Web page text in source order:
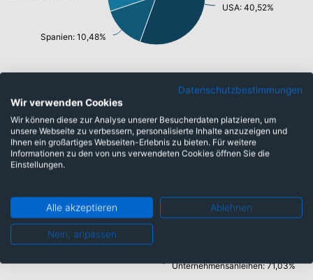
USA: 40,52%
Spanien: 10,48%
Emittenten
Unternehmensanleihen: 71,03%
Bankschuldverschreibung: 1,98%
Datenschutzbestimmungen
Wir verwenden Cookies
Wir können diese zur Analyse unserer Besucherdaten platzieren, um
unsere Webseite zu verbessern, personalisierte Inhalte anzuzeigen und
Ihnen ein großartiges Webseiten-Erlebnis zu bieten. Für weitere
Informationen zu den von uns verwendeten Cookies öffnen Sie die
Einstellungen.
Alle akzeptieren Ablehnen
Nein, anpassen